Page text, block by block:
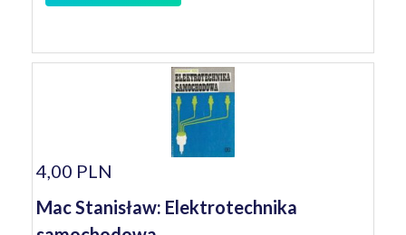
4,00 PLN
Mac Stanisław: Elektrotechnika